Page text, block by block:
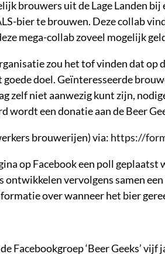
brouwers uit de Lage Landen
bier te brouwen. Deze collab
mega-collab zoveel mogelijk
zou het tof vinden dat
doel. Geïnteresseerde
zelf niet aanwezig kunt zijn,
wordt een donatie aan de Beer
brouwerijen) via: https://
op Facebook een poll geplaatst
vervolgens samen
over wanneer het bier
Facebookgroep ‘Beer Geeks’